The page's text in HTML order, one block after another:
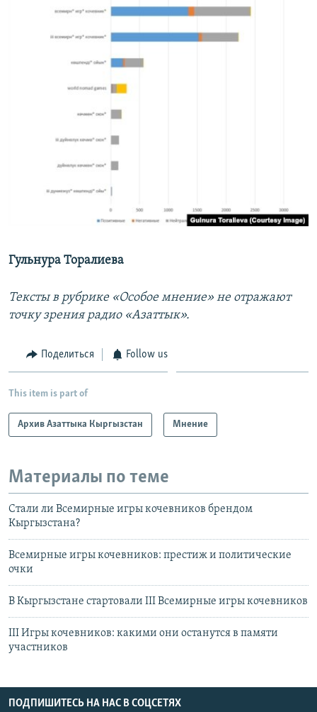
Гульнура Торалиева
Тексты в рубрике «Особое мнение» не отражают
точку зрения радио «Азаттык».
Поделиться Follow us
This item is part of
Архив Азаттыка Кыргызстан Мнение
Материалы по теме
Стали ли Всемирные игры кочевников брендом
Кыргызстана?
Всемирные игры кочевников: престиж и политические
очки
В Кыргызстане стартовали III Всемирные игры кочевников
III Игры кочевников: какими они останутся в памяти
участников
ПОДПИШИТЕСЬ НА НАС В СОЦСЕТЯХ